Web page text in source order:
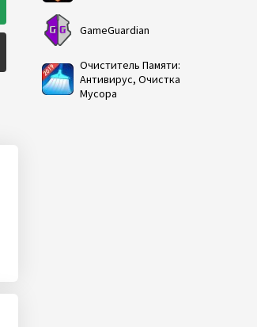
GameGuardian
Очиститель Памяти:
Антивирус, Очистка
Мусора